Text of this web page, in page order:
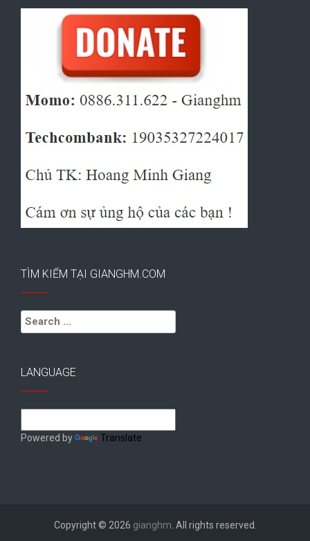
TÌM KIẾM TẠI GIANGHM.COM
Search
for:
LANGUAGE
Powered by Translate
Copyright © 2026 gianghm . All rights reserved.